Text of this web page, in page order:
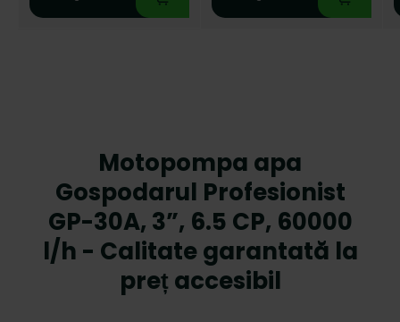
Motopompa apa
Gospodarul Profesionist
GP-30A, 3”, 6.5 CP, 60000
l/h - Calitate garantată la
preț accesibil